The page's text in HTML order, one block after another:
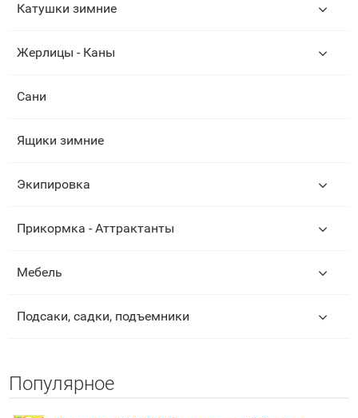
Катушки зимние
Жерлицы - Каны
Сани
Ящики зимние
Экипировка
Прикормка - Аттрактанты
Мебель
Подсаки, садки, подъемники
Популярное